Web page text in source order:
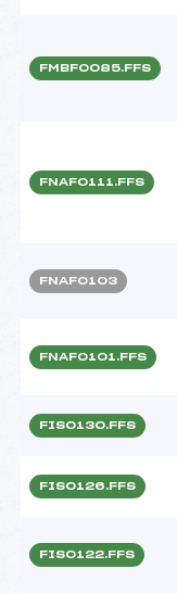
FMBF0085.FFS
FNAF0111.FFS
FNAF0103
FNAF0101.FFS
FIS0130.FFS
FIS0126.FFS
FIS0122.FFS